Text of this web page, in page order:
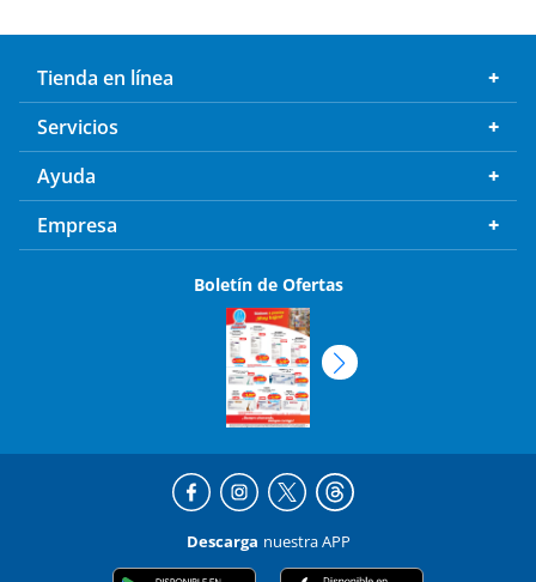
Tienda en línea
Servicios
Ayuda
Empresa
Boletín de Ofertas
Descarga nuestra APP